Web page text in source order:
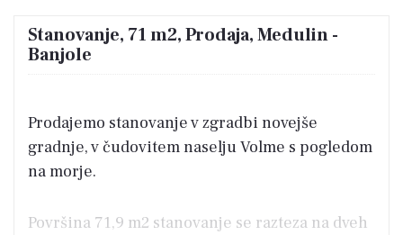
Stanovanje, 71 m2, Prodaja, Medulin -
Banjole
Prodajemo stanovanje v zgradbi novejše
gradnje, v čudovitem naselju Volme s pogledom
na morje.
Površina 71,9 m2 stanovanje se razteza na dveh